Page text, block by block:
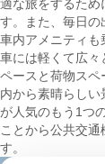
適な旅をするため
す。また、毎日の
車内アメニティも
車には軽くて広々
ペースと荷物スペ
内から素晴らし
が人気のもう1つ
ことから公共交
す。